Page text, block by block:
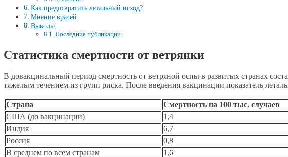
Как предотвратить летальный исход?
Мнение врачей
Выводы
Последние публикации
Статистика смертности от ветрянки
В довакцинальный период смертность от ветряной оспы в развитых странах
тяжелым течением из групп риска. После введения вакцинации показатель
Страна Смертность на 100 тыс. случаев
США (до вакцинации)
1,4
Индия
6,7
Россия
0,8
В среднем по всем странам
1,6